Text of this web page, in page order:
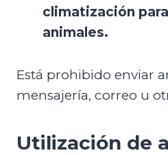
climatización
animales.
Está prohibido enviar
mensajería, correo u
Utilización de